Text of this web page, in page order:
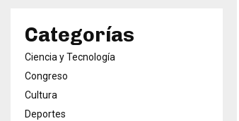
Categorías
Ciencia y Tecnología
Congreso
Cultura
Deportes